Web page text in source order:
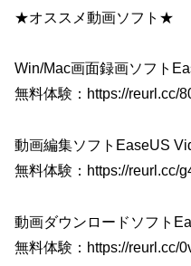
★オススメ動画ソフト★
Win/Mac画面録画ソフト
無料体験：https://reurl.cc/
動画編集ソフトEaseUS
無料体験：https://reurl.cc/
動画ダウンロードソフト
無料体験：https://reurl.cc/